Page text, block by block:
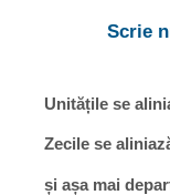
Scrie
Unitățile se
Zecile se
și așa mai